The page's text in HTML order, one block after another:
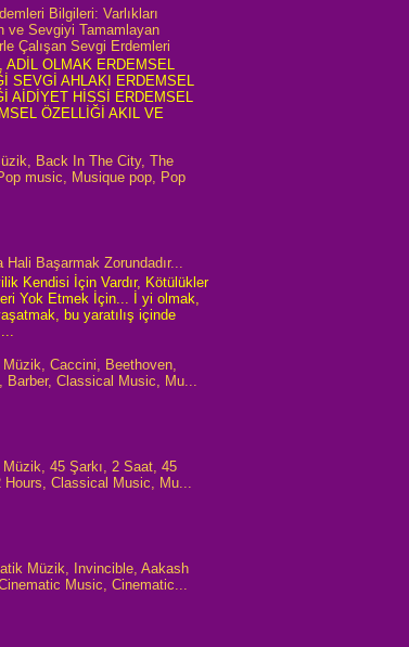
Bilgileri: Varlıkları
ve Sevgiyi Tamamlayan
Çalışan Sevgi Erdemleri
ADİL OLMAK ERDEMSEL
SEVGİ AHLAKI ERDEMSEL
AİDİYET HİSSİ ERDEMSEL
ÖZELLİĞİ AKIL VE
Back In The City, The
music, Musique pop, Pop
Hali Başarmak Zorundadır...
Kendisi İçin Vardır, Kötülükler
Yok Etmek İçin... İ yi olmak,
bu yaratılış içinde
Caccini, Beethoven,
Barber, Classical Music, Mu...
45 Şarkı, 2 Saat, 45
Hours, Classical Music, Mu...
Müzik, Invincible, Aakash
Music, Cinematic...